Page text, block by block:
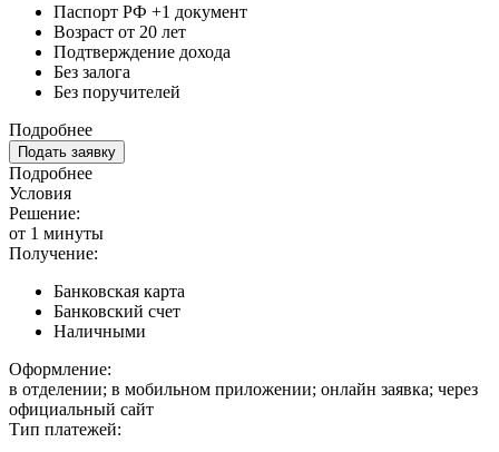
Паспорт РФ +1 документ
Возраст от 20 лет
Подтверждение дохода
Без залога
Без поручителей
Подробнее
Подать заявку
Подробнее
Условия
Решение:
от 1 минуты
Получение:
Банковская карта
Банковский счет
Наличными
Оформление:
в отделении; в мобильном приложении; онлайн заявка; через
официальный сайт
Тип платежей: